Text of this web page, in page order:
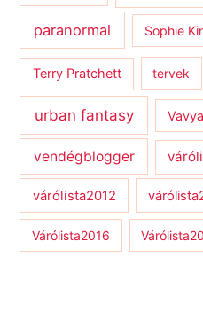
paranormal Sophie
Terry Pratchett tervek
urban fantasy
vendégblogger
várólista2012
Várólista2016